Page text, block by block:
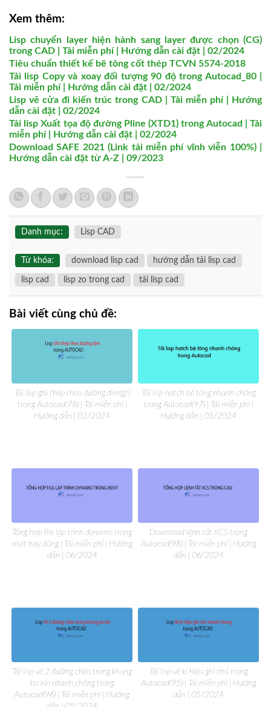
Xem thêm:
Lisp chuyển layer hiện hành sang layer được chọn (CG)
trong CAD | Tải miễn phí | Hướng dẫn cài đặt | 02/2024
Tiêu chuẩn thiết kế bê tông cốt thép TCVN 5574-2018
Tải lisp Copy và xoay đối tượng 90 độ trong Autocad_80 |
Tải miễn phí | Hướng dẫn cài đặt | 02/2024
Lisp vẽ cửa đi kiến trúc trong CAD | Tải miễn phí | Hướng
dẫn cài đặt | 02/2024
Tải lisp Xuất tọa độ đường Pline (XTD1) trong Autocad | Tải
miễn phí | Hướng dẫn cài đặt | 02/2024
Download SAFE 2021 (Link tải miễn phí vĩnh viễn 100%) |
Hướng dẫn cài đặt từ A-Z | 09/2023
Danh mục: Lisp CAD
Từ khóa: download lisp cad hướng dẫn tải lisp cad
lisp cad lisp zo trong cad tải lisp cad
Bài viết cùng chủ đề:
Tải lisp ghi thép theo đường dim(gt)
trong Autocad(78) | Tải miễn phí |
Hướng dẫn | 02/2024
Tải lisp hatch bê tông nhanh chóng
trong Autocad(97) | Tải miễn phí |
Hướng dẫn | 05/2024
Tổng hợp file lập trình dynamo trong
revit hay dùng | Tải miễn phí | Hướng
dẫn | 06/2024
Download lệnh tắt KCS trong
Autocad(98) | Tải miễn phí | Hướng
dẫn | 06/2024
Tải lisp vẽ 2 đường chéo trong khung
bo kín nhanh chóng trong
Autocad(96) | Tải miễn phí | Hướng
Tải lisp vẽ kí hiệu ghi chú trong
Autocad(95) | Tải miễn phí | Hướng
dẫn | 05/2024